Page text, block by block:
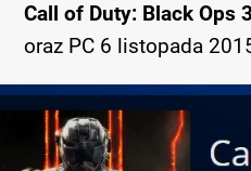
Call of Duty: Black Ops 3
oraz PC 6 listopada